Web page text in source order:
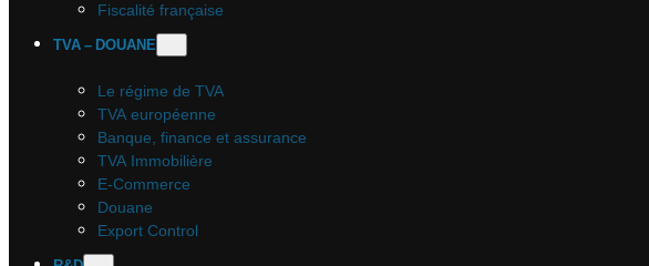
Fiscalité française
TVA – DOUANE
Le régime de TVA
TVA européenne
Banque, finance et assurance
TVA Immobilière
E-Commerce
Douane
Export Control